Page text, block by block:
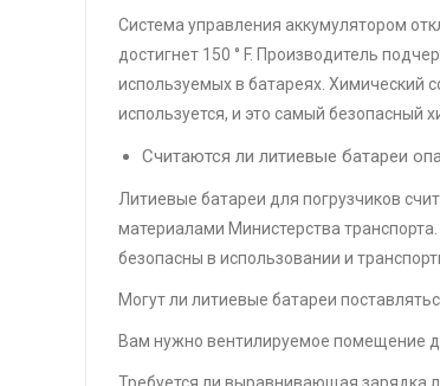
Система управления аккумулятором
достигнет 150 ° F. Производитель
используемых в батареях. Химический
используется, и это самый безопасный
Считаются ли литиевые батареи
Литиевые батареи для погрузчиков
материалами Министерства
безопасны в использовании и
Могут ли литиевые батареи
Вам нужно вентилируемое помещение